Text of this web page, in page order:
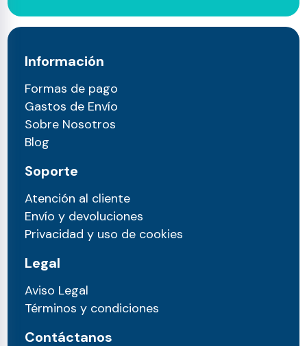
Información
Formas de pago
Gastos de Envío
Sobre Nosotros
Blog
Soporte
Atención al cliente
Envío y devoluciones
Privacidad y uso de cookies
Legal
Aviso Legal
Términos y condiciones
Contáctanos